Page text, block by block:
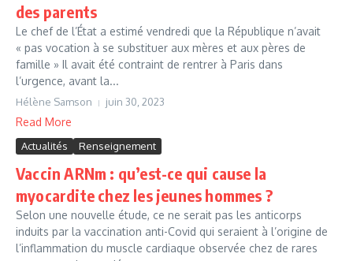
des parents
Le chef de l’État a estimé vendredi que la République n’avait
« pas vocation à se substituer aux mères et aux pères de
famille » Il avait été contraint de rentrer à Paris dans
l’urgence, avant la...
Hélène Samson juin 30, 2023
Read More
Actualités Renseignement
Vaccin ARNm : qu’est-ce qui cause la
myocardite chez les jeunes hommes ?
Selon une nouvelle étude, ce ne serait pas les anticorps
induits par la vaccination anti-Covid qui seraient à l’origine de
l’inflammation du muscle cardiaque observée chez de rares